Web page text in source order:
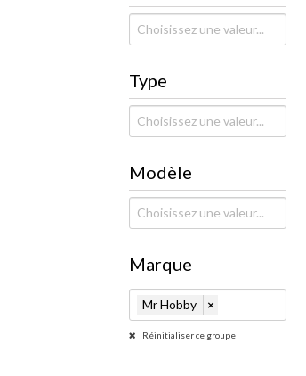
Type
Modèle
Marque
Mr Hobby ×
Réinitialiser ce groupe